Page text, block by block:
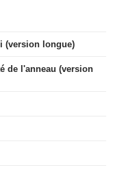
(version longue)
de l'anneau (version